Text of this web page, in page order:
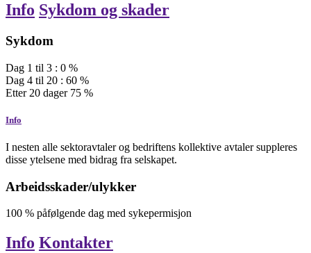
Info Sykdom og skader
Sykdom
Dag 1 til 3 : 0 %
Dag 4 til 20 : 60 %
Etter 20 dager 75 %
Info
I nesten alle sektoravtaler og bedriftens kollektive avtaler suppleres
disse ytelsene med bidrag fra selskapet.
Arbeidsskader/ulykker
100 % påfølgende dag med sykepermisjon
Info Kontakter